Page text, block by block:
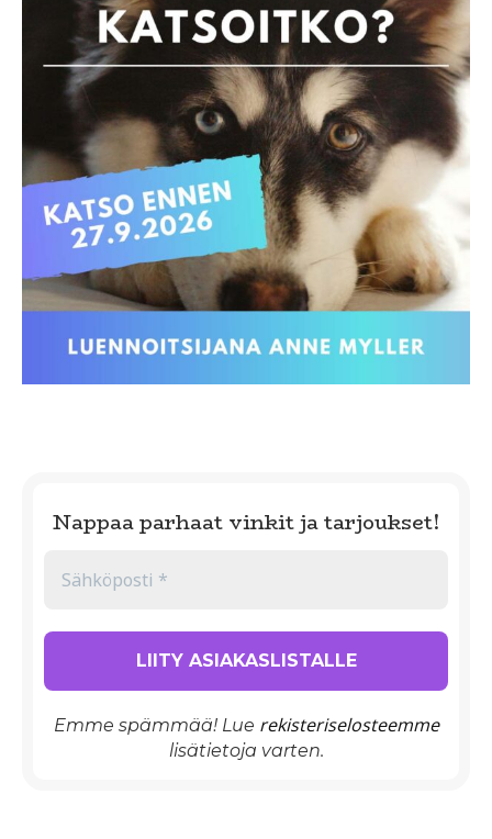
Nappaa parhaat vinkit ja tarjoukset!
Emme spämmää! Lue rekisteriselosteemme
lisätietoja varten.